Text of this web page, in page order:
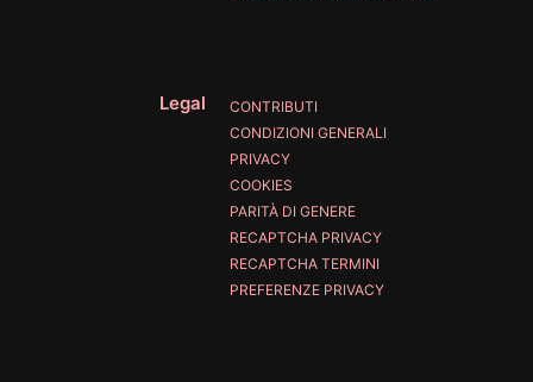
Legal
CONTRIBUTI
CONDIZIONI GENERALI
PRIVACY
COOKIES
PARITÀ DI GENERE
RECAPTCHA PRIVACY
RECAPTCHA TERMINI
PREFERENZE PRIVACY